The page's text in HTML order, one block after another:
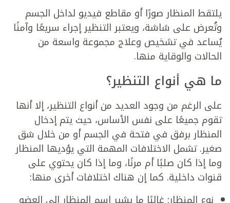
يلتقط المنظار صورًا أو مقاطع فيديو لداخل الجسم
وتُعرض على شاشة، ويعتبر التنظير إجراء سريعًا وآمنًا
يُساعد في تشخيص وعلاج مجموعة واسعة من
الحالات والوقاية منها.
ما هي أنواع التنظير؟
على الرغم من وجود العديد من أنواع التنظير، إلا أنها
تقوم جميعًا على نفس الأساس، حيث يتم إدخال
المنظار برفق في فتحة في الجسم أو من خلال شق
صغير. تشمل الاختلافات المهمة التي يؤديها المنظار
وما إذا كان صلبًا أم مرنًا، وما إذا كان يحتوي على
قنوات داخلية. كما إن هناك اختلافات أخرى منها: